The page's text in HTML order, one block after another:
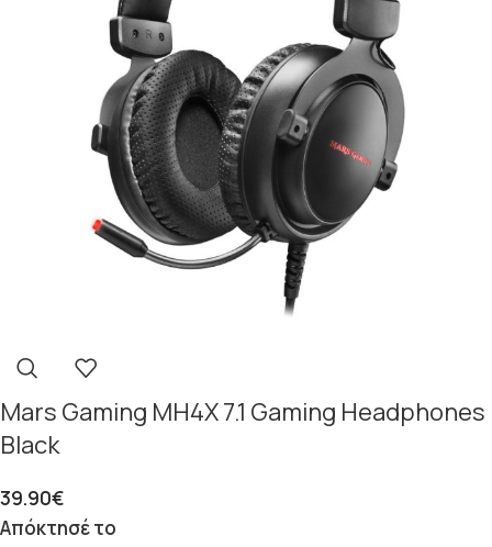
Mars Gaming MH4X 7.1 Gaming Headphones
Black
39.90€
Απόκτησέ το